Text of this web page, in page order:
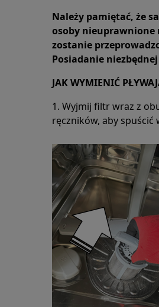
Należy pamiętać, że
osoby nieuprawnione
zostanie
Posiadanie
JAK WYMIENIĆ
1. Wyjmij filtr wraz z
ręczników, aby spuścić